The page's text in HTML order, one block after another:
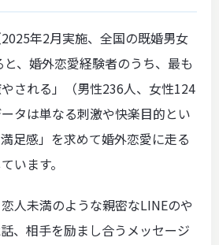
年2月実施、全国の既婚男女
、婚外恋愛経験者のうち、最も
される」（男性236人、女性124
タは単なる刺激や快楽目的とい
足感」を求めて婚外恋愛に走る
います。
人未満のような親密なLINEのや
、相手を励まし合うメッセージ